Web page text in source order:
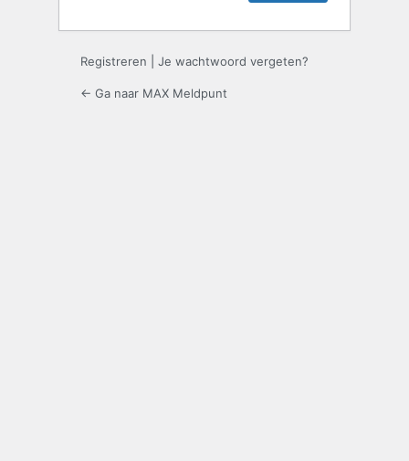
Registreren Je wachtwoord vergeten?
← Ga naar MAX Meldpunt